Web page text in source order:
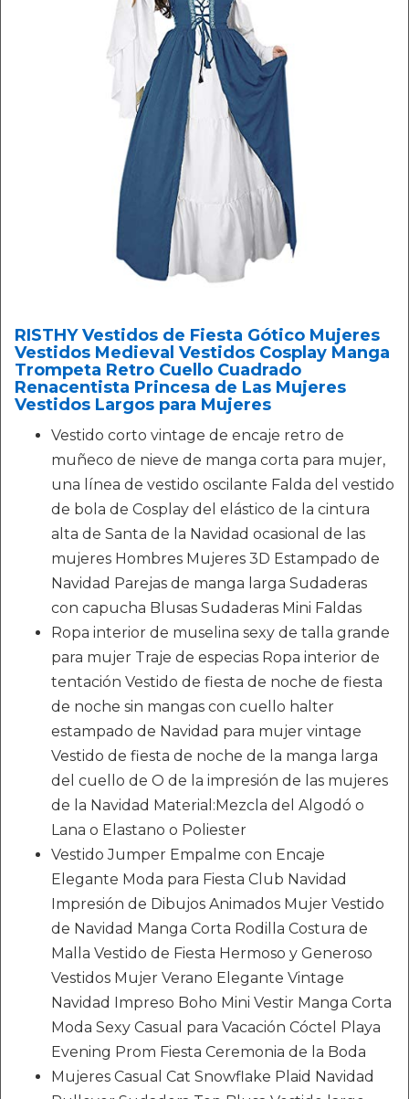
RISTHY Vestidos de Fiesta Gótico Mujeres
Vestidos Medieval Vestidos Cosplay Manga
Trompeta Retro Cuello Cuadrado
Renacentista Princesa de Las Mujeres
Vestidos Largos para Mujeres
Vestido corto vintage de encaje retro de
muñeco de nieve de manga corta para mujer,
una línea de vestido oscilante Falda del vestido
de bola de Cosplay del elástico de la cintura
alta de Santa de la Navidad ocasional de las
mujeres Hombres Mujeres 3D Estampado de
Navidad Parejas de manga larga Sudaderas
con capucha Blusas Sudaderas Mini Faldas
Ropa interior de muselina sexy de talla grande
para mujer Traje de especias Ropa interior de
tentación Vestido de fiesta de noche de fiesta
de noche sin mangas con cuello halter
estampado de Navidad para mujer vintage
Vestido de fiesta de noche de la manga larga
del cuello de O de la impresión de las mujeres
de la Navidad Material:Mezcla del Algodó o
Lana o Elastano o Poliester
Vestido Jumper Empalme con Encaje
Elegante Moda para Fiesta Club Navidad
Impresión de Dibujos Animados Mujer Vestido
de Navidad Manga Corta Rodilla Costura de
Malla Vestido de Fiesta Hermoso y Generoso
Vestidos Mujer Verano Elegante Vintage
Navidad Impreso Boho Mini Vestir Manga Corta
Moda Sexy Casual para Vacación Cóctel Playa
Evening Prom Fiesta Ceremonia de la Boda
Mujeres Casual Cat Snowflake Plaid Navidad